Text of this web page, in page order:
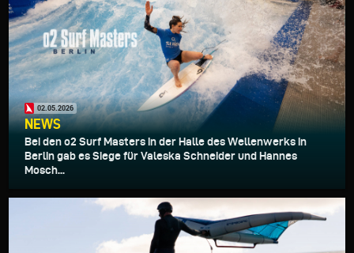
02.05.2026
NEWS
Bei den o2 Surf Masters in der Halle des Wellenwerks in
Berlin gab es Siege für Valeska Schneider und Hannes
Mosch...